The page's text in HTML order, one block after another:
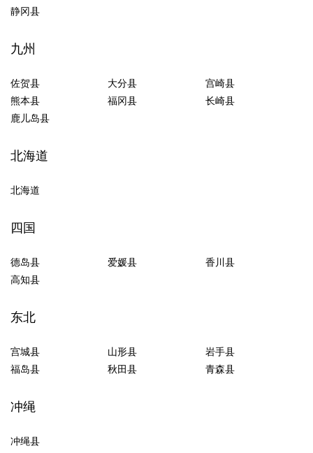
静冈县
九州
佐贺县 大分县
宫崎县
熊本县
福冈县
长崎县
鹿儿岛县
北海道
北海道
四国
德岛县 爱媛县
香川县
高知县
东北
宫城县 山形县
岩手县
福岛县
秋田县 青森县
冲绳
冲绳县